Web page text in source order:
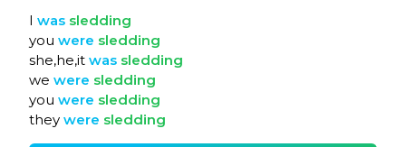
I was sledding
you were sledding
she,he,it was sledding
we were sledding
you were sledding
they were sledding